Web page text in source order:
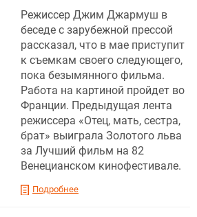
Режиссер Джим Джармуш в
беседе с зарубежной прессой
рассказал, что в мае приступит
к съемкам своего следующего,
пока безымянного фильма.
Работа на картиной пройдет во
Франции. Предыдущая лента
режиссера «Отец, мать, сестра,
брат» выиграла Золотого льва
за Лучший фильм на 82
Венецианском кинофестивале .
Подробнее